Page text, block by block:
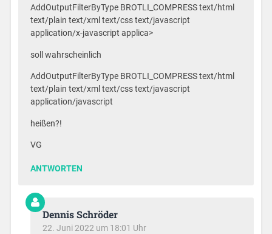
AddOutputFilterByType BROTLI_COMPRESS text/html
text/plain text/xml text/css text/javascript
application/x-javascript applica>
soll wahrscheinlich
AddOutputFilterByType BROTLI_COMPRESS text/html
text/plain text/xml text/css text/javascript
application/javascript
heißen?!
VG
ANTWORTEN
Dennis Schröder
22. Juni 2022 um 18:01 Uhr